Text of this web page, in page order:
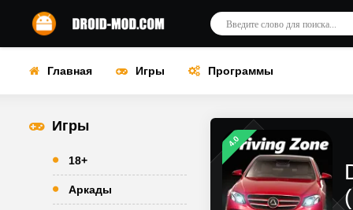
Главная Игры Программы
Игры
18+
Аркады
4.0